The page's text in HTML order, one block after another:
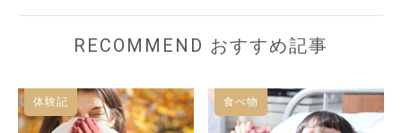
RECOMMEND おすすめ記事
体験記 食べ物